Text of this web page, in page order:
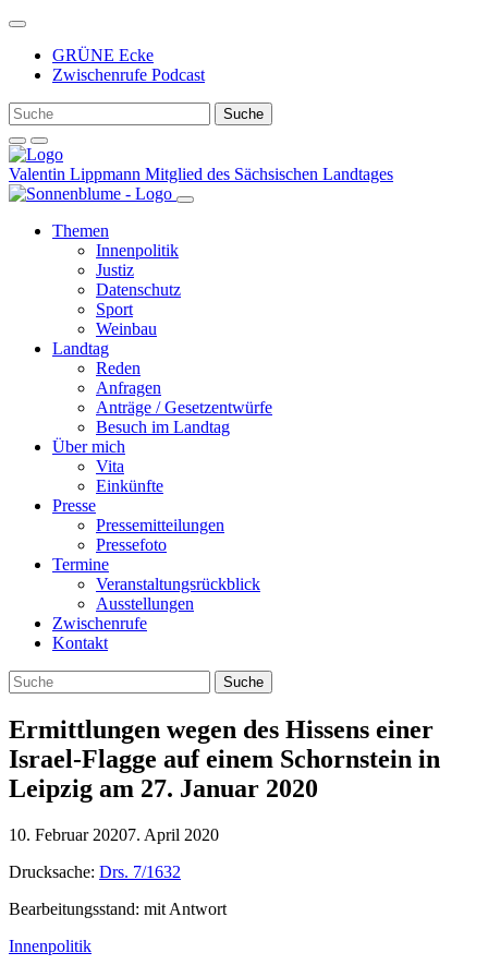
Weiter
Inhalt
GRÜNE Ecke
Zwischenrufe Podcast
Valentin Lippmann Mitglied des Sächsischen Landtages
Themen
Innenpolitik
Justiz
Datenschutz
Sport
Weinbau
Landtag
Reden
Anfragen
Anträge / Gesetzentwürfe
Besuch im Landtag
Über mich
Vita
Einkünfte
Presse
Pressemitteilungen
Pressefoto
Termine
Veranstaltungsrückblick
Ausstellungen
Zwischenrufe
Kontakt
Ermittlungen wegen des Hissens einer
Israel-Flagge auf einem Schornstein in
Leipzig am 27. Januar 2020
10. Februar 20207. April 2020
Drucksache: Drs. 7/1632
Bearbeitungsstand: mit Antwort
Innenpolitik